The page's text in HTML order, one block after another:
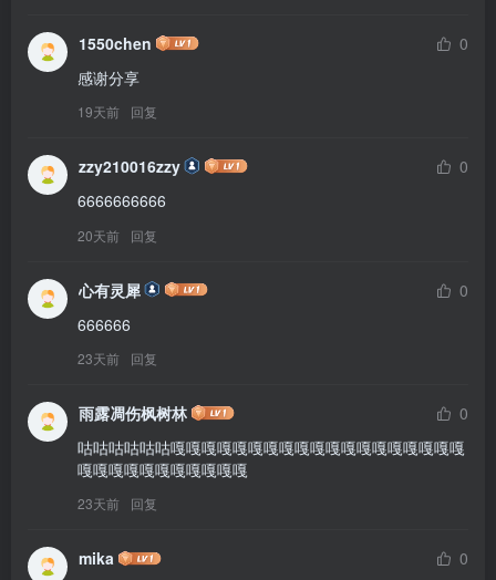
1550chen
0
感谢分享
19天前 回复
zzy210016zzy
0
6666666666
20天前 回复
心有灵犀
0
666666
23天前 回复
雨露凋伤枫树林
0
咕咕咕咕咕咕嘎嘎嘎嘎嘎嘎嘎嘎嘎嘎嘎嘎嘎嘎嘎嘎嘎嘎嘎
嘎嘎嘎嘎嘎嘎嘎嘎嘎嘎嘎
23天前 回复
mika
0